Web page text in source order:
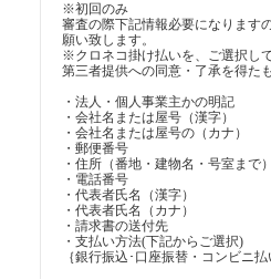
※初回のみ
審査の際下記情報必要になります
願い致します。
※クロネコ掛け払いを、ご選択し
第三者提供への同意・了承を得た
・法人・個人事業主かの明記
・会社名または屋号（漢字）
・会社名または屋号の（カナ）
・郵便番号
・住所（番地・建物名・号室まで
・電話番号
・代表者氏名（漢字）
・代表者氏名（カナ）
・請求書の送付先
・支払い方法(下記からご選択)
｛銀行振込･口座振替・コンビニ